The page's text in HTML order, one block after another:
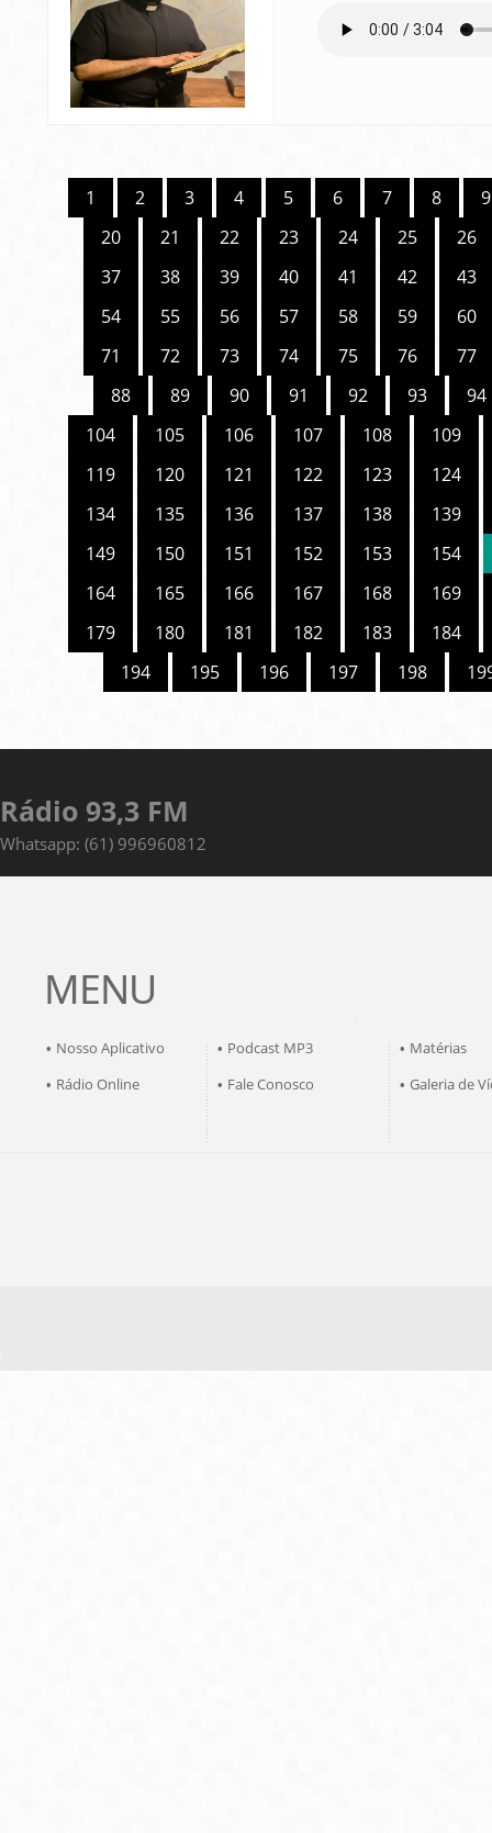
1 2 3 4 5 6 7 8
9
20
21 22 23 24 25
26
37
38 39 40 41 42
43
54
55 56 57 58 59
60
71
72 73 74 75 76
77
88
89 90 91 92 93
94
104
105 106 107 108
109
119
120 121 122 123
124
134
135 136 137 138
139
149
150 151 152 153
154
164
165 166 167 168
169
179
180 181 182 183
184
194
195 196 197 198
Rádio 93,3 FM
Whatsapp: (61) 996960812
MENU
• Nosso Aplicativo • Podcast MP3 • Matérias
• Rádio Online • Fale Conosco • Galeria de